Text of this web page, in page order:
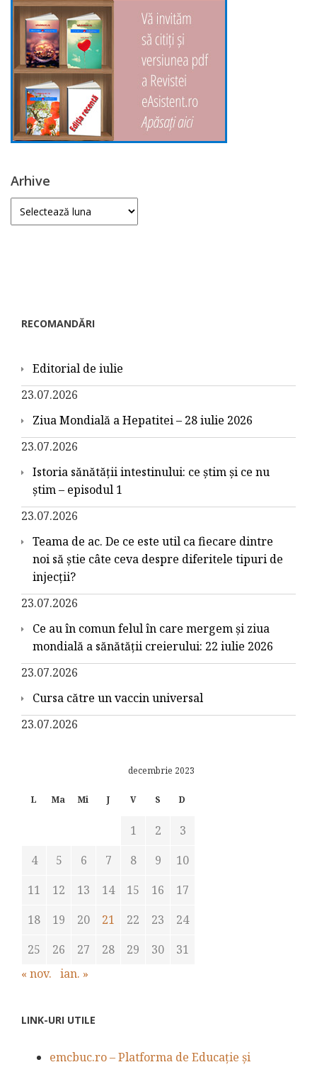
Arhive
Arhive
RECOMANDĂRI
Editorial de iulie
23.07.2026
Ziua Mondială a Hepatitei – 28 iulie 2026
23.07.2026
Istoria sănătății intestinului: ce știm și ce nu
știm – episodul 1
23.07.2026
Teama de ac. De ce este util ca fiecare dintre
noi să știe câte ceva despre diferitele tipuri de
injecții?
23.07.2026
Ce au în comun felul în care mergem și ziua
mondială a sănătății creierului: 22 iulie 2026
23.07.2026
Cursa către un vaccin universal
23.07.2026
decembrie 2023
L Ma Mi J V S D
1 2
3
4
5 6 7 8 9
10
11
12 13 14 15 16
17
18
19 20 21 22 23
24
25
26 27 28 29 30
31
« nov. ian. »
LINK-URI UTILE
emcbuc.ro – Platforma de Educație și